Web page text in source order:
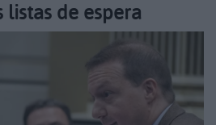
listas de espera